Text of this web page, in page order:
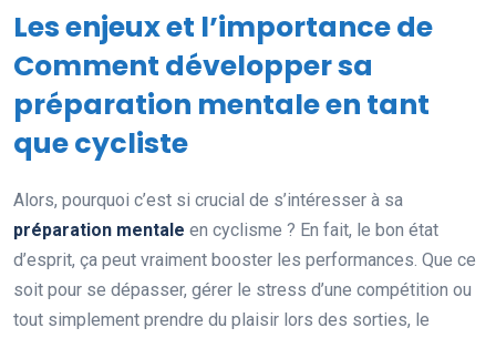
Les enjeux et l’importance de
Comment développer sa
préparation mentale en tant
que cycliste
Alors, pourquoi c’est si crucial de s’intéresser à sa
préparation mentale en cyclisme ? En fait, le bon état
d’esprit, ça peut vraiment booster les performances. Que ce
soit pour se dépasser, gérer le stress d’une compétition ou
tout simplement prendre du plaisir lors des sorties, le